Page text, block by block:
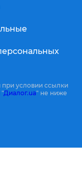
условии ссылки
"Диалог.ua" не ниже